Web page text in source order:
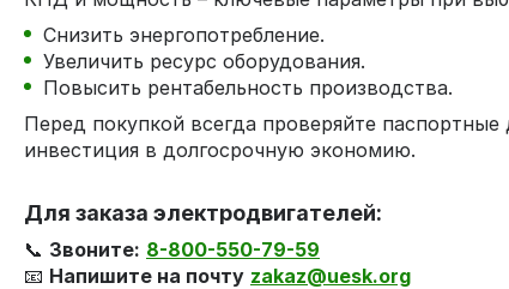
Снизить энергопотребление.
Увеличить ресурс оборудования.
Повысить рентабельность производства.
Перед покупкой всегда проверяйте
инвестиция в долгосрочную экономию.
Для заказа электродвигателей:
📞 Звоните: 8-800-550-79-59
📧 Напишите на почту zakaz@uesk.org